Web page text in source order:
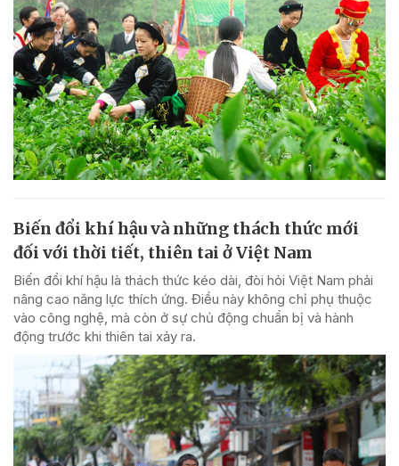
Biến đổi khí hậu và những thách thức mới
đối với thời tiết, thiên tai ở Việt Nam
Biến đổi khí hậu là thách thức kéo dài, đòi hỏi Việt Nam phải
nâng cao năng lực thích ứng. Điều này không chỉ phụ thuộc
vào công nghệ, mà còn ở sự chủ động chuẩn bị và hành
động trước khi thiên tai xảy ra.